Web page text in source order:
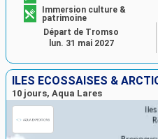
Immersion culture &
patrimoine
Départ de Tromso
lun. 31 mai 2027
ÎLES ÉCOSSAISES &
10 jours, Aqua Lares